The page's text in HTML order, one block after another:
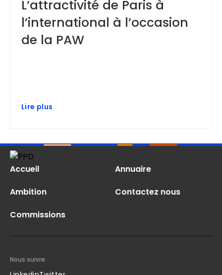
L’attractivité de Paris à
l’international à l’occasion
de la PAW
Lire plus
Accueil
Ambition
Commissions
Annuaire
Contactez nous
Nous suivre